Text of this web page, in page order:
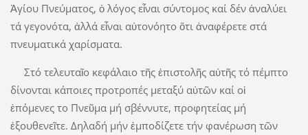
Ἁγίου Πνεύματος, ὁ λόγος εἶναι σύντομος καί δέν ἀναλύει
τά γεγονότα, ἀλλά εἶναι αὐτονόητο ὅτι ἀναφέρετε στά
πνευματικά χαρίσματα.
Στό τελευταῖο κεφάλαιο τῆς ἐπιστολῆς αὐτῆς τό πέμπτο
δίνονται κάποιες προτροπές μεταξύ αὐτῶν καί οἱ
ἐπόμενες το Πνεῦμα μή σβέννυτε, προφητείας μή
ἐξουθενεῖτε. Δηλαδή μήν ἐμποδίζετε τήν φανέρωση τῶν